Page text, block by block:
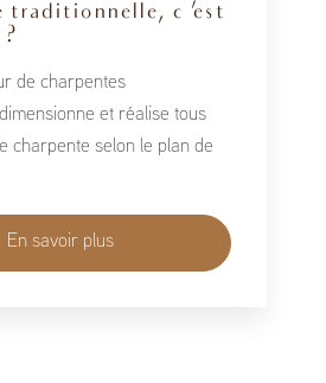
traditionnelle, c 'est
de charpentes
et réalise tous
charpente selon le plan de
En savoir plus